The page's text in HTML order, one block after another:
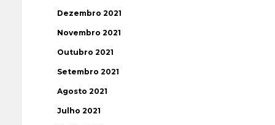
Dezembro 2021
Novembro 2021
Outubro 2021
Setembro 2021
Agosto 2021
Julho 2021